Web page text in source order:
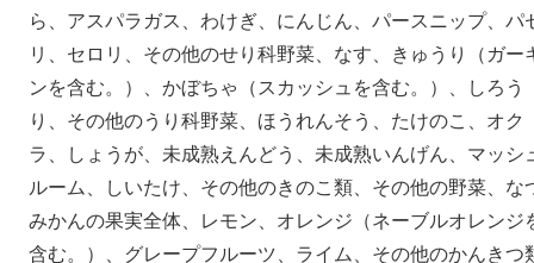
ら、アスパラガス、わけぎ、にんじん、パースニップ、パ
リ、セロリ、その他のせり科野菜、なす、きゅうり（ガー
ンを含む。）、かぼちゃ（スカッシュを含む。）、しろう
り、その他のうり科野菜、ほうれんそう、たけのこ、オク
ラ、しょうが、未成熟えんどう、未成熟いんげん、マッシ
ルーム、しいたけ、その他のきのこ類、その他の野菜、な
みかんの果実全体、レモン、オレンジ（ネーブルオレンジ
含む。）、グレープフルーツ、ライム、その他のかんきつ